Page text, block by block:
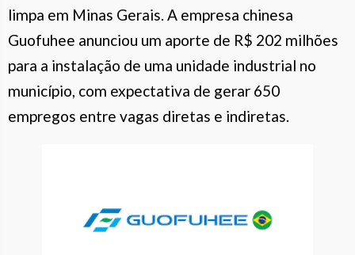
limpa em Minas Gerais. A empresa chinesa
Guofuhee anunciou um aporte de R$ 202 milhões
para a instalação de uma unidade industrial no
município, com expectativa de gerar 650
empregos entre vagas diretas e indiretas.